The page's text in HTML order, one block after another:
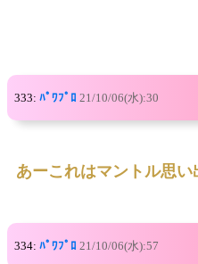
333: ﾊﾟﾜﾌﾟﾛ 21/10/06(水):30
あーこれはマントル思
334: ﾊﾟﾜﾌﾟﾛ 21/10/06(水):57